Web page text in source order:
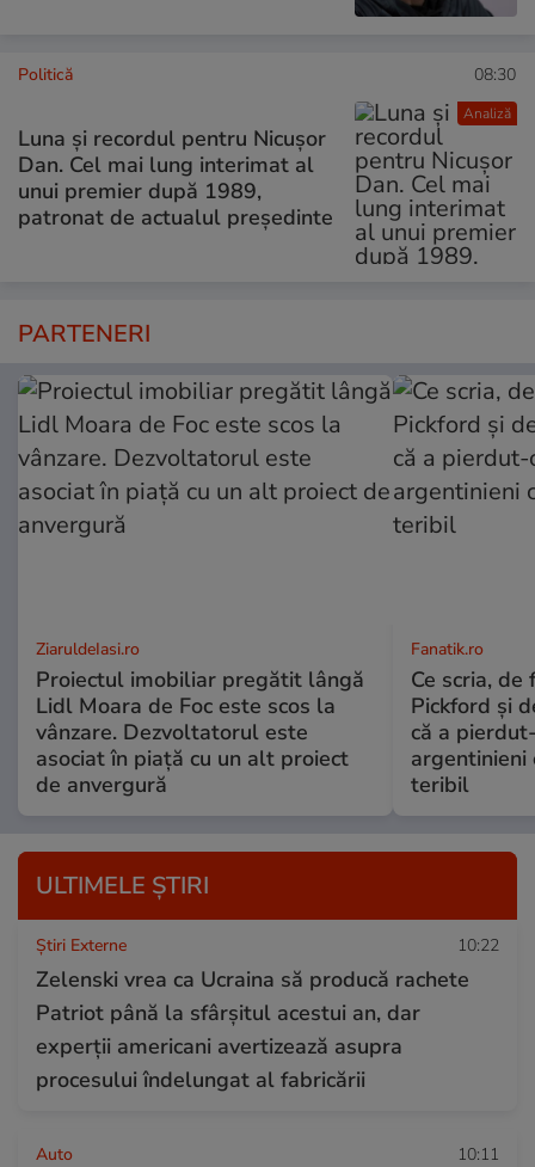
Analiză
Politică 08:30
Luna și recordul pentru Nicușor
Dan. Cel mai lung interimat al
unui premier după 1989,
patronat de actualul președinte
PARTENERI
ZiaruldeIasi.ro
Proiectul imobiliar pregătit lângă
Lidl Moara de Foc este scos la
vânzare. Dezvoltatorul este
asociat în piață cu un alt proiect
de anvergură
Fanatik.ro
Ce scria,
Pickford și
că a
argentinieni
teribil
ULTIMELE ȘTIRI
Știri Externe 10:22
Zelenski vrea ca Ucraina să producă rachete
Patriot până la sfârșitul acestui an, dar
experții americani avertizează asupra
procesului îndelungat al fabricării
Auto 10:11